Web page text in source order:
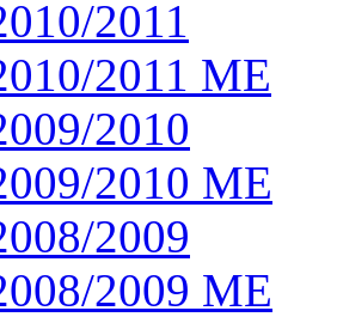
2011
2011 ME
2010
2010 ME
2009
2009 ME